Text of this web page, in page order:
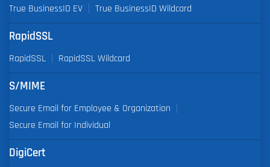
True BusinessID EV
True BusinessID Wildcard
RapidSSL
RapidSSL RapidSSL Wildcard
S/MIME
Secure Email for Employee & Organization
Secure Email for Individual
DigiCert